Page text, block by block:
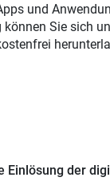
und
können Sie sich
Einlösung der